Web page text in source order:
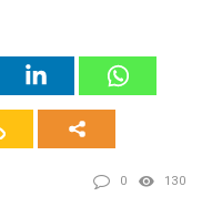
0 130